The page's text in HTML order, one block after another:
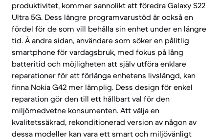
produktivitet, kommer sannolikt att föredra Galaxy S22
Ultra 5G. Dess längre programvarustöd är också en
fördel för de som vill behålla sin enhet under en längre
tid. Å andra sidan, användare som söker en pålitlig
smartphone för vardagsbruk, med fokus på lång
batteritid och möjligheten att själv utföra enklare
reparationer för att förlänga enhetens livslängd, kan
finna Nokia G42 mer lämplig. Dess design för enkel
reparation gör den till ett hållbart val för den
miljömedvetne konsumenten. Att välja en
kvalitetssäkrad, rekonditionerad version av någon av
dessa modeller kan vara ett smart och miljövänligt